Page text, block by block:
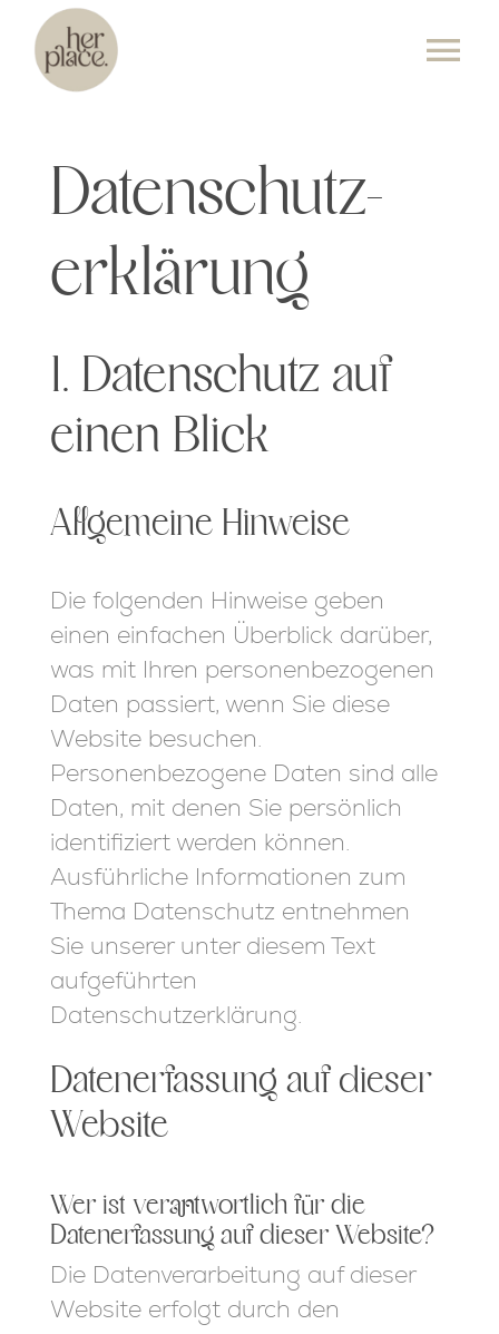
Skip
content
ANGEBOT
PREISE
EVENTS
KONTAKT
Datenschutz­
erklärung
1. Datenschutz auf
einen Blick
Allgemeine Hinweise
Die folgenden Hinweise geben
einen einfachen Überblick darüber,
was mit Ihren personenbezogenen
Daten passiert, wenn Sie diese
Website besuchen.
Personenbezogene Daten sind alle
Daten, mit denen Sie persönlich
identifiziert werden können.
Ausführliche Informationen zum
Thema Datenschutz entnehmen
Sie unserer unter diesem Text
aufgeführten
Datenschutzerklärung.
Datenerfassung auf dieser
Website
Wer ist verantwortlich für die
Datenerfassung auf dieser Website?
Die Datenverarbeitung auf dieser
Website erfolgt durch den